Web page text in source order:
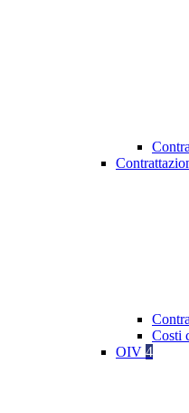
Costi
OIV 4